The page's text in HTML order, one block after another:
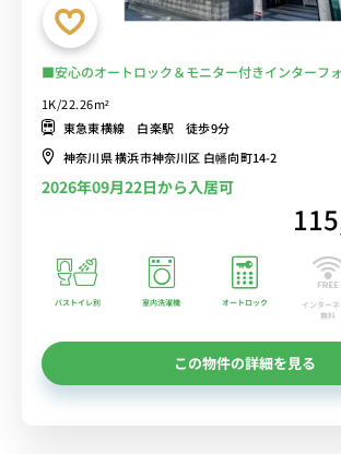
■安心のオートロック＆モニター付きインターフ
ローテーブル付きの快適なお部屋♪■東急東横線利
で乗換なしでアクセス■選べるWi-Fi格安レンタル
1K/22.26m²
東急東横線 白楽駅 徒歩9分
神奈川県 横浜市神奈川区 白幡向町14-2
2026年09月22日から入居可
バストイレ別 室内洗濯機 オートロック
インター
無料
この物件の詳細を見る